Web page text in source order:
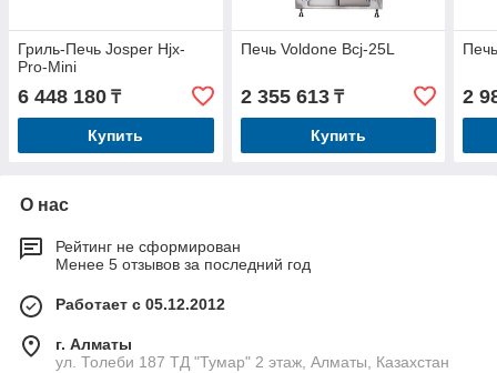
Гриль-Печь Josper Hjx-
Pro-Mini
6 448 180 ₸
Купить
Печь Voldone Bcj-25L
2 355 613₸
Купить
2
О нас
Рейтинг не сформирован
Менее 5 отзывов за последний год
Работает с 05.12.2012
г. Алматы
ул. Толеби 187 ТД "Тумар" 2 этаж, Алматы, Казахстан